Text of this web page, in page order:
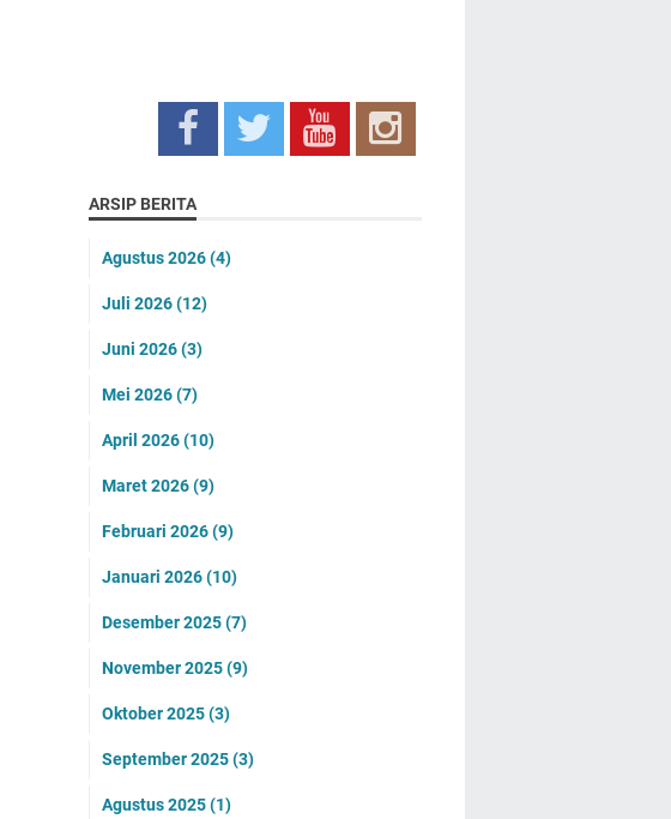
ARSIP BERITA
Agustus 2026(4)
Juli 2026(12)
Juni 2026(3)
Mei 2026(7)
April 2026(10)
Maret 2026(9)
Februari 2026(9)
Januari 2026(10)
Desember 2025(7)
November 2025(9)
Oktober 2025(3)
September 2025(3)
Agustus 2025(1)